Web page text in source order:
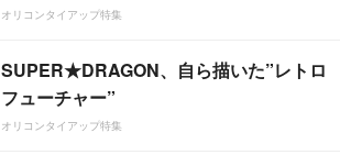
オリコンタイアップ特集
SUPER★DRAGON、自ら描いた”レトロ
フューチャー”
オリコンタイアップ特集